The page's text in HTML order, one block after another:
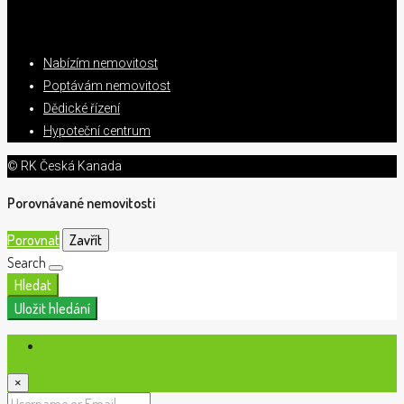
Nabízím nemovitost
Poptávám nemovitost
Dědické řízení
Hypoteční centrum
© RK Česká Kanada
Porovnávané nemovitosti
Porovnat Zavřít
Search
Hledat
Uložit hledání
×